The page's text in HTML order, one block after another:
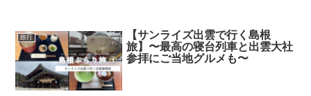
旅行
【サンライズ出雲で行く島根
旅】〜最高の寝台列車と出雲大社
参拝にご当地グルメも〜